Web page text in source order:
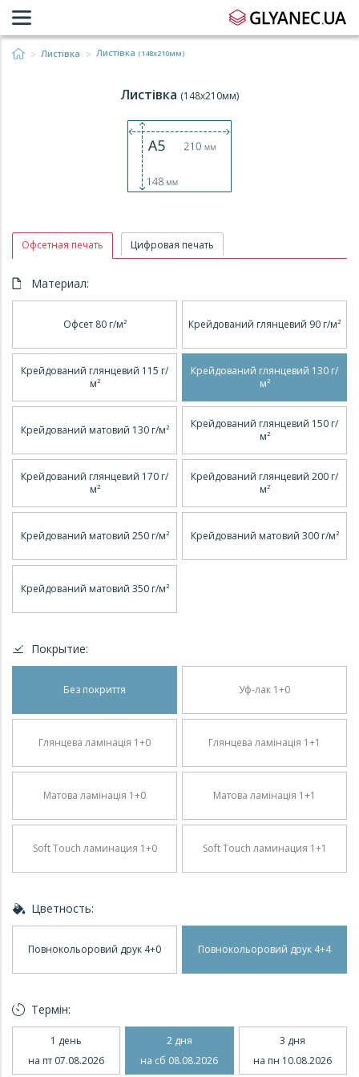
Листівка Листівка (148x210мм)
Листівка (148x210мм)
Офсетная печать Цифровая печать
Материал:
Офсет 80 г/м² Крейдований глянцевий 90 г/м²
Крейдований глянцевий 115 г/
м²
Крейдований глянцевий 130 г/
м²
Крейдований матовий 130 г/м²
Крейдований глянцевий 150 г/
м²
Крейдований глянцевий 170 г/
м²
Крейдований глянцевий 200 г/
м²
Крейдований матовий 250 г/м² Крейдований матовий 300 г/м²
Крейдований матовий 350 г/м²
Покрытие:
Без покриття Уф-лак 1+0
Глянцева ламінація 1+0 Глянцева ламінація 1+1
Матова ламінація 1+0 Матова ламінація 1+1
Soft Touch ламинация 1+0 Soft Touch ламинация 1+1
Цветность:
Повнокольоровий друк 4+0 Повнокольоровий друк 4+4
Термін:
1 день
на пт 07.08.2026
2 дня
на сб 08.08.2026
3 дня
на пн 10.08.2026